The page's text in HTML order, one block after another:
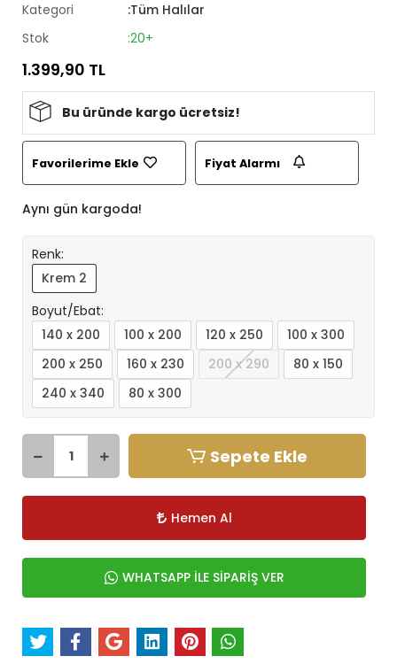
Kategori
:Tüm Halılar
Stok
:20+
1.399,90 TL
Bu üründe kargo ücretsiz!
Favorilerime Ekle Fiyat Alarmı
Aynı gün kargoda!
Renk:
Krem 2
Boyut/Ebat:
140 x 200
100 x 200 120 x 250
100 x 300
200 x 250
160 x 230 200 x 290
80 x 150
240 x 340
80 x 300
Sepete Ekle
Hemen Al
WHATSAPP İLE SİPARİŞ VER